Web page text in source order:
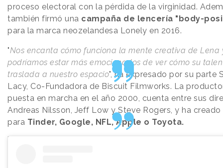
proceso electoral con la pérdida de la virginidad.
también firmó una campaña de lencería "body-
para la marca neozelandesa Lonely en 2016.
"Nos encanta cómo funciona la mente creativa de Lena
podríamos estar más emocionados de ver cómo su
traslada a nuestro espacio", ha expresado por su parte
Lacy, Co-Fundadora de Biscuit Filmworks. La
puesta en marcha en el año 2000, cuenta entre sus
Andreas Nilsson, Jeff Low y Steve Rogers, y ha
para Tinder, Google, NFL, Apple o Toyota.